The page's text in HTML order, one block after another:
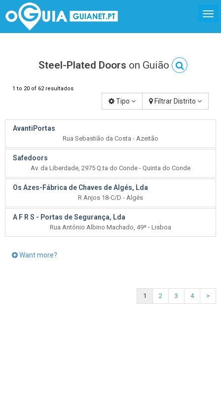
Steel-Plated Doors on Guião
1 to 20 of 62 resultados
Tipo Filtrar Distrito
AvantiPortas
Rua Sebastião da Costa - Azeitão
Safedoors
Av. da Liberdade, 2975 Q.ta do Conde - Quinta do Conde
Os Azes-Fábrica de Chaves de Algés, Lda
R Anjos 18-C/D - Algés
A F R S - Portas de Segurança, Lda
Rua António Albino Machado, 49ª - Lisboa
Want more?
1 2 3 4 >